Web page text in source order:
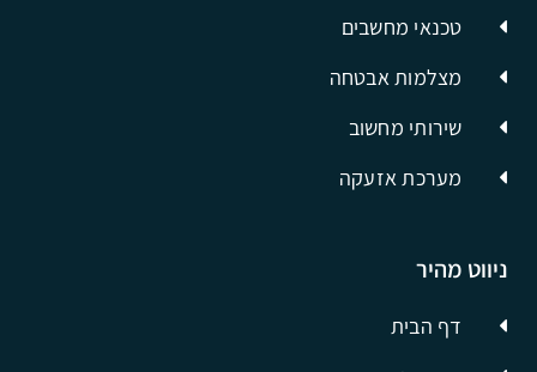
ניווט מהיר
דף הבית
טכנאי מחשבים
מצלמות אבטחה
שירותי מחשוב
מערכת אזעקה